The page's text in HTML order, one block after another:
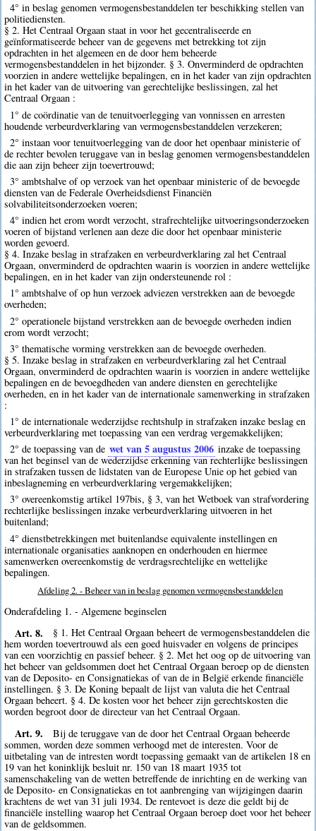
4° in beslag genomen vermogensbestanddelen ter beschikking stellen van
politiediensten.
§ 2. Het Centraal Orgaan staat in voor het gecentraliseerde en
geïnformatiseerde beheer van de gegevens met betrekking tot zijn
opdrachten in het algemeen en de door hem beheerde
vermogensbestanddelen in het bijzonder. § 3. Onverminderd de opdrachten
voorzien in andere wettelijke bepalingen, en in het kader van zijn opdrachten
in het kader van de uitvoering van gerechtelijke beslissingen, zal het
Centraal Orgaan :
1° de coördinatie van de tenuitvoerlegging van vonnissen en arresten
houdende verbeurdverklaring van vermogensbestanddelen verzekeren;
2° instaan voor tenuitvoerlegging van de door het openbaar ministerie of
de rechter bevolen teruggave van in beslag genomen vermogensbestanddelen
die aan zijn beheer zijn toevertrouwd;
3° ambtshalve of op verzoek van het openbaar ministerie of de bevoegde
diensten van de Federale Overheidsdienst Financiën
solvabiliteitsonderzoeken voeren;
4° indien het erom wordt verzocht, strafrechtelijke uitvoeringsonderzoeken
voeren of bijstand verlenen aan deze die door het openbaar ministerie
worden gevoerd.
§ 4. Inzake beslag in strafzaken en verbeurdverklaring zal het Centraal
Orgaan, onverminderd de opdrachten waarin is voorzien in andere wettelijke
bepalingen, en in het kader van zijn ondersteunende rol :
1° ambtshalve of op hun verzoek adviezen verstrekken aan de bevoegde
overheden;
2° operationele bijstand verstrekken aan de bevoegde overheden indien
erom wordt verzocht;
3° thematische vorming verstrekken aan de bevoegde overheden.
§ 5. Inzake beslag in strafzaken en verbeurdverklaring zal het Centraal
Orgaan, onverminderd de opdrachten waarin is voorzien in andere wettelijke
bepalingen en de bevoegdheden van andere diensten en gerechtelijke
overheden, en in het kader van de internationale samenwerking in strafzaken
:
1° de internationale wederzijdse rechtshulp in strafzaken inzake beslag en
verbeurdverklaring met toepassing van een verdrag vergemakkelijken;
2° de toepassing van de wet van 5 augustus 2006 inzake de toepassing
van het beginsel van de wederzijdse erkenning van rechterlijke beslissingen
in strafzaken tussen de lidstaten van de Europese Unie op het gebied van
inbeslagneming en verbeurdverklaring vergemakkelijken;
3° overeenkomstig artikel 197bis, § 3, van het Wetboek van strafvordering
rechterlijke beslissingen inzake verbeurdverklaring uitvoeren in het
buitenland;
4° dienstbetrekkingen met buitenlandse equivalente instellingen en
internationale organisaties aanknopen en onderhouden en hiermee
samenwerken overeenkomstig de verdragsrechtelijke en wettelijke
bepalingen.
Afdeling 2. - Beheer van in beslag genomen vermogensbestanddelen
Onderafdeling 1. - Algemene beginselen
Art. 8.
§ 1. Het Centraal Orgaan beheert de vermogensbestanddelen die
hem worden toevertrouwd als een goed huisvader en volgens de principes
van een voorzichtig en passief beheer. § 2. Met het oog op de uitvoering van
het beheer van geldsommen doet het Centraal Orgaan beroep op de diensten
van de Deposito- en Consignatiekas of van de in België erkende financiële
instellingen. § 3. De Koning bepaalt de lijst van valuta die het Centraal
Orgaan beheert. § 4. De kosten voor het beheer zijn gerechtskosten die
worden begroot door de directeur van het Centraal Orgaan.
Art. 9.
Bij de teruggave van de door het Centraal Orgaan beheerde
sommen, worden deze sommen verhoogd met de interesten. Voor de
uitbetaling van de intresten wordt toepassing gemaakt van de artikelen 18 en
19 van het koninklijk besluit nr. 150 van 18 maart 1935 tot
samenschakeling van de wetten betreffende de inrichting en de werking van
de Deposito- en Consignatiekas en tot aanbrenging van wijzigingen daarin
krachtens de wet van 31 juli 1934. De rentevoet is deze die geldt bij de
financiële instelling waarop het Centraal Orgaan beroep doet voor het beheer
van de geldsommen.